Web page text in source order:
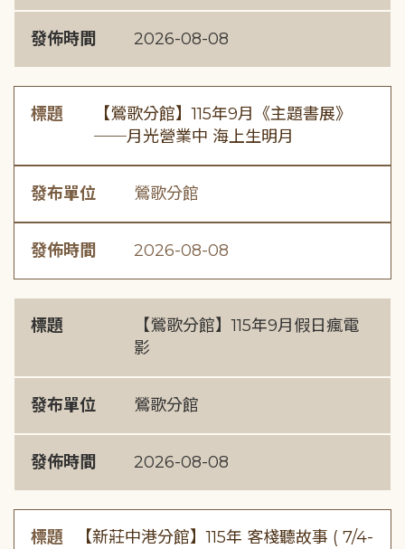
發佈時間 2026-08-08
標題
【鶯歌分館】115年9月《主題書展》
──月光營業中 海上生明月
發布單位 鶯歌分館
發佈時間 2026-08-08
標題
【鶯歌分館】115年9月假日瘋電
影
發布單位 鶯歌分館
發佈時間 2026-08-08
標題
【新莊中港分館】115年 客棧聽故事 ( 7/4-